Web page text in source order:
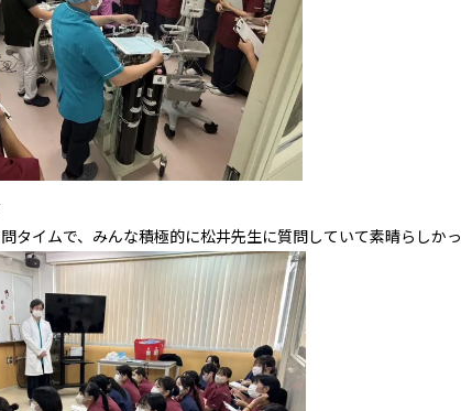
タイムで、みんな積極的に松井先生に質問していて素晴らしか